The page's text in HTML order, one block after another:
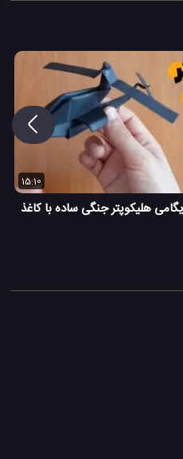
15:10
هلیکوپتر جنگی ساده با کاغذ